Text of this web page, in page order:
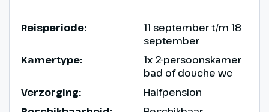
Reisperiode:
11 september t/m 18
september
Kamertype:
1x 2-persoonskamer
bad of douche wc
Verzorging:
Halfpension